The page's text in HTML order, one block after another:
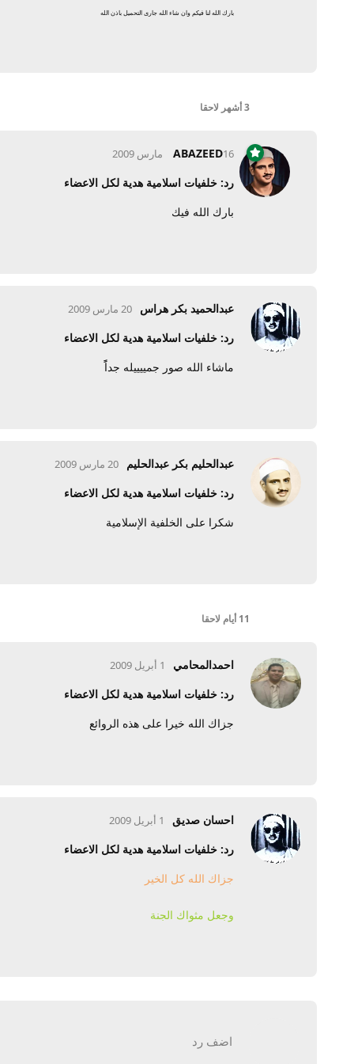
بارك الله لنا فيكم وان شاء الله جارى التحميل باذن الله
3 أشهر لاحقا
ABAZEED16 مارس 2009
رد: خلفيات اسلامية هدية لكل الاعضاء
بارك الله فيك
عبدالحميد بكر هراس 20 مارس 2009
رد: خلفيات اسلامية هدية لكل الاعضاء
ماشاء الله صور جمييييله جداًً
عبدالحليم بكر عبدالحليم 20 مارس 2009
رد: خلفيات اسلامية هدية لكل الاعضاء
شكرا على الخلفية الإسلامية
11 أيام لاحقا
احمدالمحامي 1 أبريل 2009
رد: خلفيات اسلامية هدية لكل الاعضاء
جزاك الله خيرا على هذه الروائع
احسان صديق 1 أبريل 2009
رد: خلفيات اسلامية هدية لكل الاعضاء
جزاك الله كل الخير
وجعل مثواك الجنة
اضف رد